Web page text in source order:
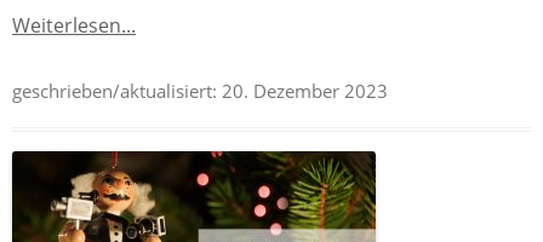
Weiterlesen...
geschrieben/aktualisiert: 20. Dezember 2023